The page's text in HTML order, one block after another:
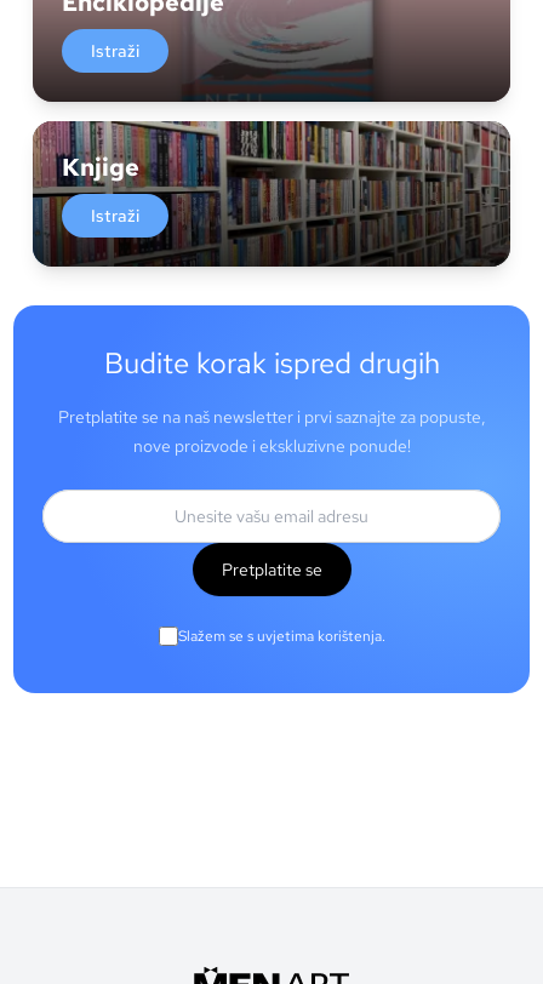
Istraži
Knjige
Istraži
Budite korak ispred drugih
Pretplatite se na naš newsletter i prvi saznajte za popuste,
nove proizvode i ekskluzivne ponude!
Pretplatite se
Slažem se s uvjetima korištenja.